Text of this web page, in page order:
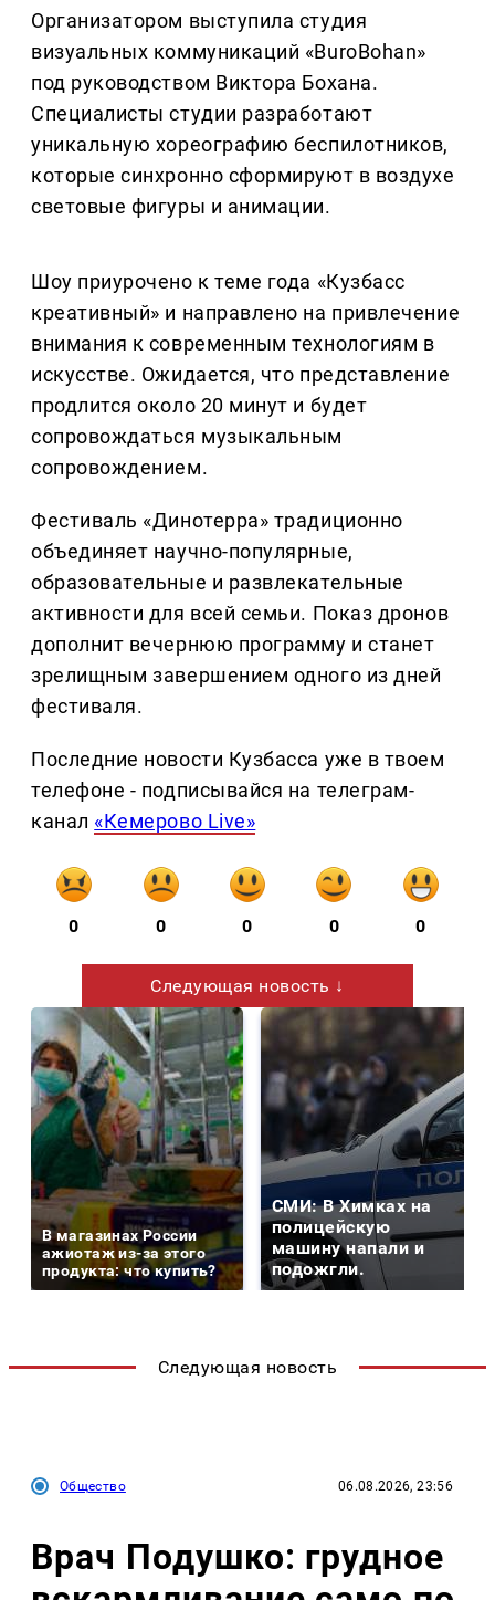
Организатором выступила студия
визуальных коммуникаций «BuroBohan»
под руководством Виктора Бохана.
Специалисты студии разработают
уникальную хореографию беспилотников,
которые синхронно сформируют в воздухе
световые фигуры и анимации.
Шоу приурочено к теме года «Кузбасс
креативный» и направлено на привлечение
внимания к современным технологиям в
искусстве. Ожидается, что представление
продлится около 20 минут и будет
сопровождаться музыкальным
сопровождением.
Фестиваль «Динотерра» традиционно
объединяет научно-популярные,
образовательные и развлекательные
активности для всей семьи. Показ дронов
дополнит вечернюю программу и станет
зрелищным завершением одного из дней
фестиваля.
Последние новости Кузбасса уже в твоем
телефоне - подписывайся на телеграм-
канал «Кемерово Live»
0 0 0 0 0
Следующая новость ↓
В магазинах России
ажиотаж из-за этого
продукта: что купить?
СМИ: В Химках на
полицейскую
машину напали и
подожгли.
Следующая новость
Общество 06.08.2026, 23:56
Врач Подушко: грудное